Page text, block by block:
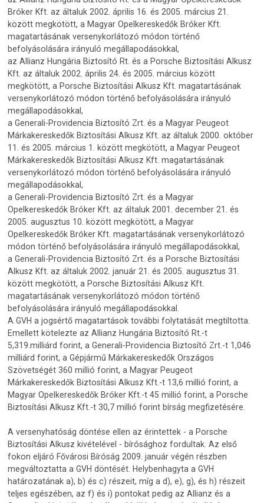
Bróker Kft. az általuk 2002. április 16. és 2005. március 21.
között megkötött, a Magyar Opelkereskedők Bróker Kft.
magatartásának versenykorlátozó módon történő
befolyásolására irányuló megállapodásokkal,
az Allianz Hungária Biztosító Rt. és a Porsche Biztosítási Alkusz
Kft. az általuk 2002. április 24. és 2005. március között
megkötött, a Porsche Biztosítási Alkusz Kft. magatartásának
versenykorlátozó módon történő befolyásolására irányuló
megállapodásokkal,
a Generali-Providencia Biztosító Zrt. és a Magyar Peugeot
Márkakereskedők Biztosítási Alkusz Kft. az általuk 2000. október
11. és 2005. március 1. között megkötött, a Magyar Peugeot
Márkakereskedők Biztosítási Alkusz Kft. magatartásának
versenykorlátozó módon történő befolyásolására irányuló
megállapodásokkal,
a Generali-Providencia Biztosító Zrt. és a Magyar
Opelkereskedők Bróker Kft. az általuk 2001. december 21. és
2005. augusztus 10. között megkötött, a Magyar
Opelkereskedők Bróker Kft. magatartásának versenykorlátozó
módon történő befolyásolására irányuló megállapodásokkal,
a Generali-Providencia Biztosító Zrt. és a Porsche Biztosítási
Alkusz Kft. az általuk 2002. január 21. és 2005. augusztus 31.
között megkötött, a Porsche Biztosítási Alkusz Kft.
magatartásának versenykorlátozó módon történő
befolyásolására irányuló megállapodásokkal.
A GVH a jogsértő magatartások további folytatását megtiltotta.
Emellett kötelezte az Allianz Hungária Biztosító Rt.-t
5,319.milliárd forint, a Generali-Providencia Biztosító Zrt.-t 1,046
milliárd forint, a Gépjármű Márkakereskedők Országos
Szövetségét 360 millió forint, a Magyar Peugeot
Márkakereskedők Biztosítási Alkusz Kft.-t 13,6 millió forint, a
Magyar Opelkereskedők Bróker Kft.-t 45 millió forint, a Porsche
Biztosítási Alkusz Kft.-t 30,7 millió forint bírság megfizetésére.
A versenyhatóság döntése ellen az érintettek - a Porsche
Biztosítási Alkusz kivételével - bírósághoz fordultak. Az első
fokon eljáró Fővárosi Bíróság 2009. január végén részben
megváltoztatta a GVH döntését. Helybenhagyta a GVH
határozatának a), b) és c) részeit, míg a d), e), g), és h) részeit
teljes egészében, az f) és i) pontokat pedig az Allianz és a